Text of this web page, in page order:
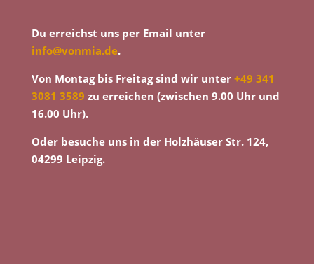
Du erreichst uns per Email unter
info@vonmia.de.
Von Montag bis Freitag sind wir unter +49 341
3081 3589 zu erreichen (zwischen 9.00 Uhr und
16.00 Uhr).
Oder besuche uns in der Holzhäuser Str. 124,
04299 Leipzig.